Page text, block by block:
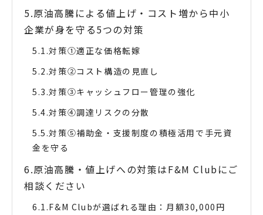
原油高騰による値上げ・コスト増から中小
企業が身を守る5つの対策
対策①適正な価格転嫁
対策②コスト構造の見直し
対策③キャッシュフロー管理の強化
対策④調達リスクの分散
対策⑤補助金・支援制度の積極活用で手元資
金を守る
原油高騰・値上げへの対策はF&M Clubにご
相談ください
F&M Clubが選ばれる理由：月額30,000円